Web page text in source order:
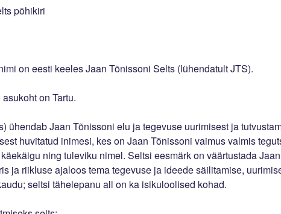
põhikiri
on eesti keeles Jaan Tõnissoni Selts (lühendatult JTS).
on Tartu.
ühendab Jaan Tõnissoni elu ja tegevuse uurimisest ja
huvitatud inimesi, kes on Jaan Tõnissoni vaimus valmis
ning tuleviku nimel. Seltsi eesmärk on väärtustada
ja riikluse ajaloos tema tegevuse ja ideede säilitamise,
seltsi tähelepanu all on ka isikuloolised kohad.